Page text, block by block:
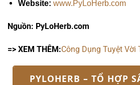
Website: www.PyLoHerb.com
Nguồn: PyLoHerb.com
=> XEM THÊM:Công Dụng Tuyệt Vời
PYLOHERB – TỔ HỢP